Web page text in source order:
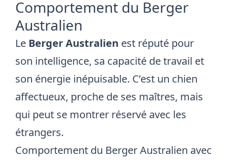
Comportement du Berger
Australien
Le Berger Australien est réputé pour
son intelligence, sa capacité de travail et
son énergie inépuisable. C’est un chien
affectueux, proche de ses maîtres, mais
qui peut se montrer réservé avec les
étrangers.
Comportement du Berger Australien avec